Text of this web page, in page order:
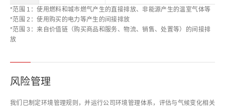
*范围 1：使用燃料和城市燃气产生的直接排放、非能源产生的温室气体等
*范围 2：使用购买的电力等产生的间接排放
*范围 3：来自价值链（购买商品和服务、物流、销售、处置等）的间接排
放
风险管理
我们已制定环境管理规则，并运行公司环境管理体系，评估与气候变化相关